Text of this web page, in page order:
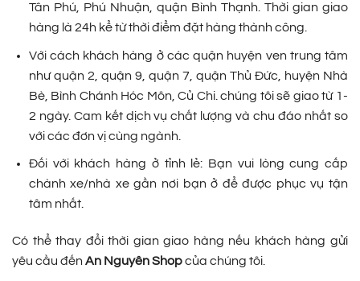
Tân Phú, Phú Nhuận, quận Bình Thạnh. Thời gian giao
hàng là 24h kể từ thời điểm đặt hàng thành công.
Với cách khách hàng ở các quận huyện ven trung tâm
như quận 2, quận 9, quận 7, quận Thủ Đức, huyện Nhà
Bè, Bình Chánh Hóc Môn, Củ Chi. chúng tôi sẽ giao từ 1-
2 ngày. Cam kết dịch vụ chất lượng và chu đáo nhất so
với các đơn vị cùng ngành.
Đối với khách hàng ở tỉnh lẻ: Bạn vui lòng cung cấp
chành xe/nhà xe gần nơi bạn ở để được phục vụ tận
tâm nhất.
Có thể thay đổi thời gian giao hàng nếu khách hàng gửi
yêu cầu đến An Nguyên Shopcủa chúng tôi.